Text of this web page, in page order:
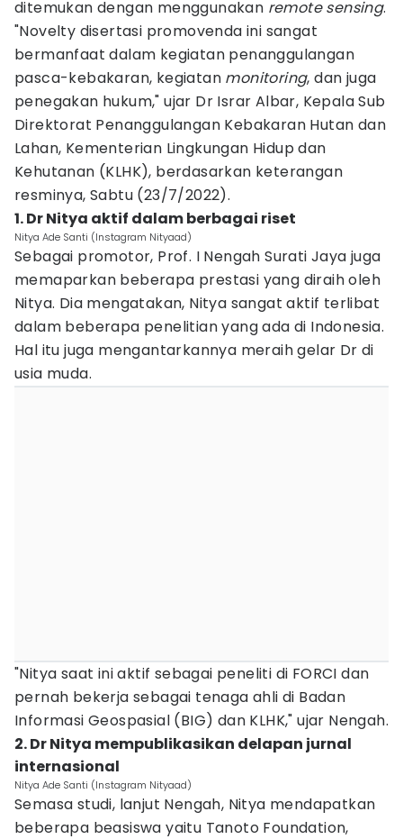
ditemukan dengan menggunakan remote sensing.
"Novelty disertasi promovenda ini sangat
bermanfaat dalam kegiatan penanggulangan
pasca-kebakaran, kegiatan monitoring, dan juga
penegakan hukum," ujar Dr Israr Albar, Kepala Sub
Direktorat Penanggulangan Kebakaran Hutan dan
Lahan, Kementerian Lingkungan Hidup dan
Kehutanan (KLHK), berdasarkan keterangan
resminya, Sabtu (23/7/2022).
1. Dr Nitya aktif dalam berbagai riset
Nitya Ade Santi (Instagram Nityaad)
Sebagai promotor, Prof. I Nengah Surati Jaya juga
memaparkan beberapa prestasi yang diraih oleh
Nitya. Dia mengatakan, Nitya sangat aktif terlibat
dalam beberapa penelitian yang ada di Indonesia.
Hal itu juga mengantarkannya meraih gelar Dr di
usia muda.
"Nitya saat ini aktif sebagai peneliti di FORCI dan
pernah bekerja sebagai tenaga ahli di Badan
Informasi Geospasial (BIG) dan KLHK," ujar Nengah.
2. Dr Nitya mempublikasikan delapan jurnal
internasional
Nitya Ade Santi (Instagram Nityaad)
Semasa studi, lanjut Nengah, Nitya mendapatkan
beberapa beasiswa yaitu Tanoto Foundation,